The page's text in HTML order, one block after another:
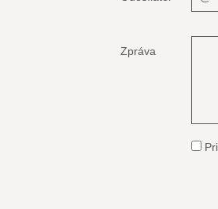
Zpráva